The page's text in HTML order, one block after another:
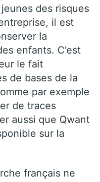
des risques
il est
la
enfants. C’est
le fait
de bases de la
par exemple
de traces
aussi que Qwant
sur la
français ne